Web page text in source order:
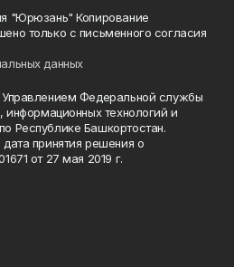
"Юрюзань" Копирование
только с письменного согласия
данных
Управлением Федеральной службы
информационных технологий и
Республике Башкортостан.
принятия решения о
от 27 мая 2019 г.